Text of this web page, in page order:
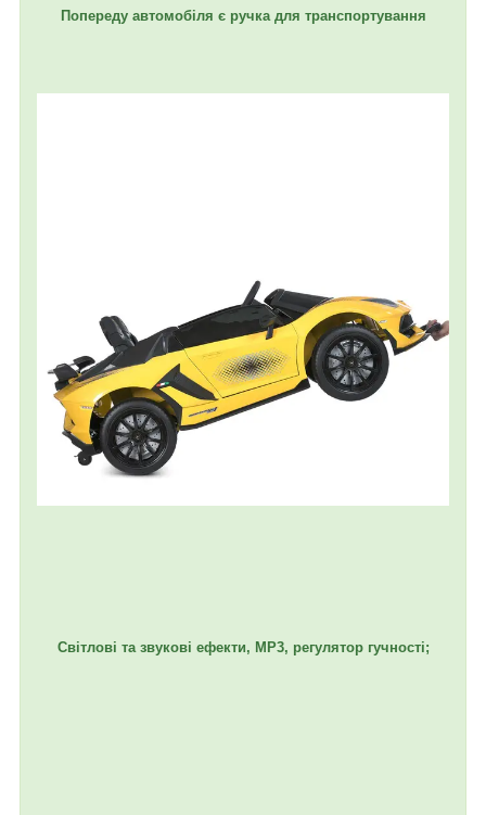
Попереду автомобіля є ручка для транспортування
Світлові та звукові ефекти, MP3, регулятор гучності;